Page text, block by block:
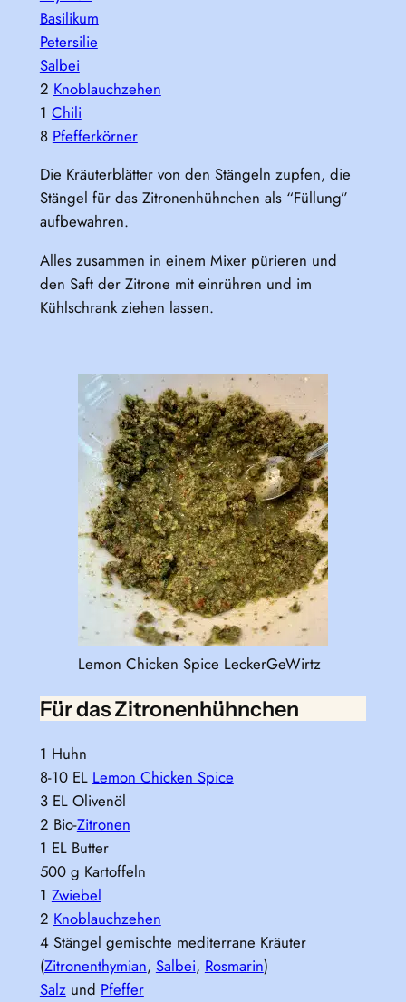
Basilikum
Petersilie
Salbei
2 Knoblauchzehen
1 Chili
8 Pfefferkörner
Die Kräuterblätter von den Stängeln zupfen, die
Stängel für das Zitronenhühnchen als “Füllung”
aufbewahren.
Alles zusammen in einem Mixer pürieren und
den Saft der Zitrone mit einrühren und im
Kühlschrank ziehen lassen.
Lemon Chicken Spice LeckerGeWirtz
Für das Zitronenhühnchen
1 Huhn
8-10 EL Lemon Chicken Spice
3 EL Olivenöl
2 Bio-Zitronen
1 EL Butter
500 g Kartoffeln
1 Zwiebel
2 Knoblauchzehen
4 Stängel gemischte mediterrane Kräuter
(Zitronenthymian, Salbei, Rosmarin)
Salzund Pfeffer